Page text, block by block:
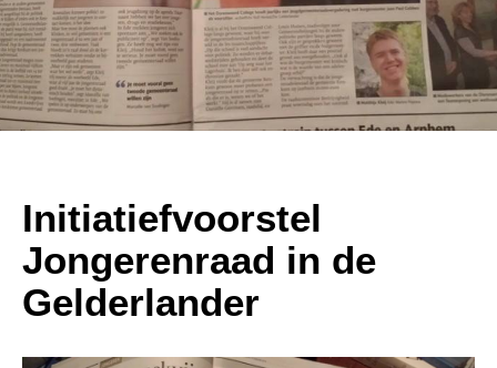
Initiatiefvoorstel
Jongerenraad in de
Gelderlander